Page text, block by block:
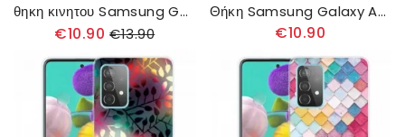
θηκη κινητου Samsung Galaxy A32 4G Βαμμένα Λευκά Λουλούδια
€10.90 €13.90
Θήκη Samsung Galaxy A32 4G Πολύχρωμο Λουλούδι
€10.90